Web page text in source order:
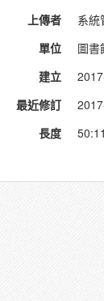
上傳者
系統
單位
圖書
建立
最近修訂
長度
50:11